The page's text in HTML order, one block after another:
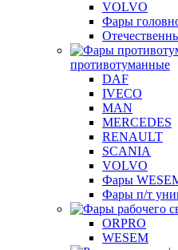
VOLVO
Фары
противотуманные
DAF
IVECO
MAN
MERCEDES
RENAULT
SCANIA
VOLVO
Фары
Фары п/т
ORPRO
WESEM